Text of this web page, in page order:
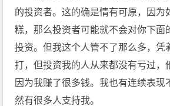
的投资者。这的确是情有可原，因为
糕，那么投资者可能就不会对你下面
投资。但我这个人管不了那么多，凭
打，但投资我的人从来都没有亏过，
因为我赚了很多钱。我也有连续表现
然有很多人支持我。